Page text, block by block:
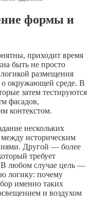
формы и
приходит время
быть не просто
размещения
о окружающей среде. В
затем тестируются
фасадов,
контекстом.
нескольких
историческим
Другой — более
требует
В любом случае цель —
логику: почему
именно таких
и воздухом